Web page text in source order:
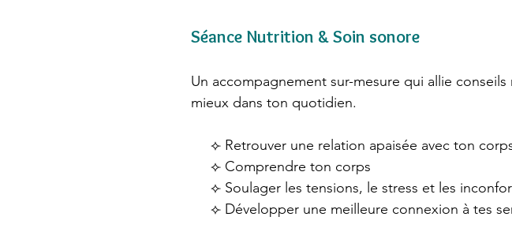
Séance Nutrition & Soin sonore
Un accompagnement sur-mesure qui allie
mieux dans ton quotidien.
⟣ Retrouver une relation apaisée avec ton
⟣ Comprendre ton corps
⟣ Soulager les tensions, le stress et les
⟣ Développer une meilleure connexion à tes